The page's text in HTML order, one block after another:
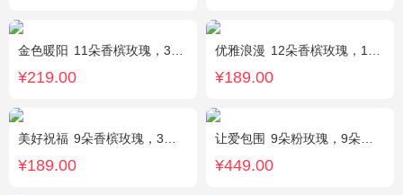
金色暖阳 11朵香槟玫瑰，3朵向日葵，桔梗、满天星混搭
¥219.00
优雅浪漫 12朵香槟玫瑰，1枝多头白百合，黄莺搭配
¥189.00
美好祝福 9朵香槟玫瑰，3朵向日葵，桔梗、配花、配草搭配
¥189.00
让爱包围 9朵粉玫瑰，9朵红玫瑰，7朵白玫瑰，7朵蓝玫瑰，7朵香槟玫瑰，满天星和绿草丰满外围，随机赠送两只公仔
¥449.00